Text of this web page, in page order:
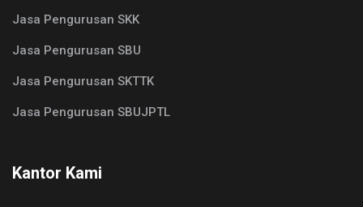
Jasa Pengurusan SKK
Jasa Pengurusan SBU
Jasa Pengurusan SKTTK
Jasa Pengurusan SBUJPTL
Kantor Kami